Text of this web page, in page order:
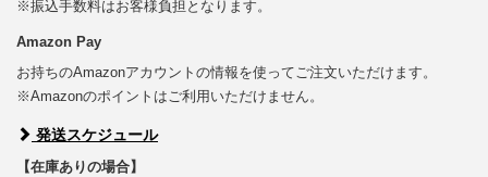
※振込手数料はお客様負担となります。
Amazon Pay
お持ちのAmazonアカウントの情報を使ってご注文いただけます。
※Amazonのポイントはご利用いただけません。
発送スケジュール
【在庫ありの場合】